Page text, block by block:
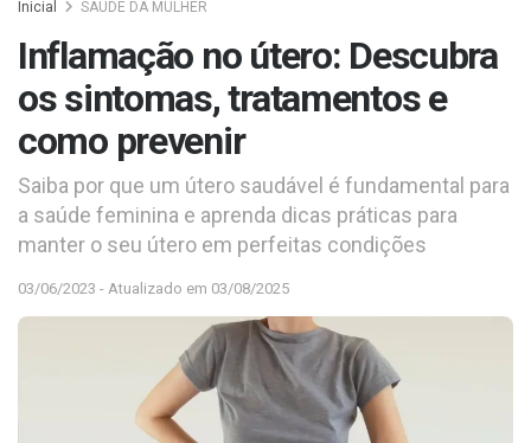
Inicial SAÚDE DA MULHER
Inflamação no útero: Descubra
os sintomas, tratamentos e
como prevenir
Saiba por que um útero saudável é fundamental para
a saúde feminina e aprenda dicas práticas para
manter o seu útero em perfeitas condições
03/06/2023 - Atualizado em 03/08/2025